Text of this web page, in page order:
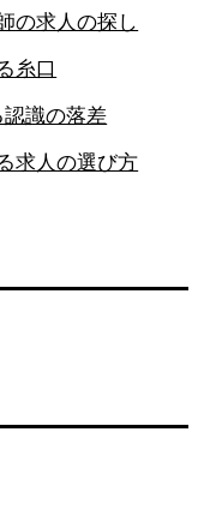
の求人の探し
糸口
認識の落差
求人の選び方